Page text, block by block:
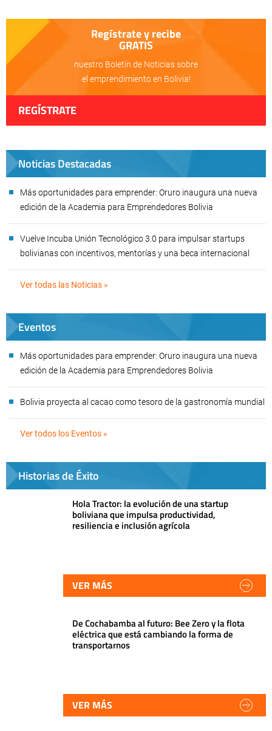
Regístrate y recibe
GRATIS
nuestro Boletín de Noticias sobre
el emprendimiento en Bolivia!
REGÍSTRATE
Noticias Destacadas
Más oportunidades para emprender: Oruro inaugura una nueva
edición de la Academia para Emprendedores Bolivia
Vuelve Incuba Unión Tecnológico 3.0 para impulsar startups
bolivianas con incentivos, mentorías y una beca internacional
Ver todas las Noticias »
Eventos
Más oportunidades para emprender: Oruro inaugura una nueva
edición de la Academia para Emprendedores Bolivia
Bolivia proyecta al cacao como tesoro de la gastronomía mundial
Ver todos los Eventos »
Historias de Éxito
Hola Tractor: la evolución de una startup
boliviana que impulsa productividad,
resiliencia e inclusión agrícola
VER MÁS
De Cochabamba al futuro: Bee Zero y la flota
eléctrica que está cambiando la forma de
transportarnos
VER MÁS